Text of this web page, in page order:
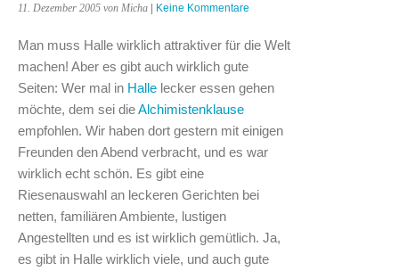
11. Dezember 2005 von Micha | Keine Kommentare
Man muss Halle wirklich attraktiver für die Welt
machen! Aber es gibt auch wirklich gute
Seiten: Wer mal in Halle lecker essen gehen
möchte, dem sei dieAlchimistenklause
empfohlen. Wir haben dort gestern mit einigen
Freunden den Abend verbracht, und es war
wirklich echt schön. Es gibt eine
Riesenauswahl an leckeren Gerichten bei
netten, familiären Ambiente, lustigen
Angestellten und es ist wirklich gemütlich. Ja,
es gibt in Halle wirklich viele, und auch gute